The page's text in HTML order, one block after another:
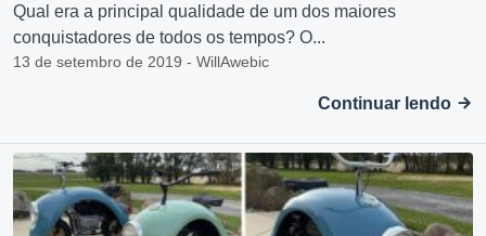
Qual era a principal qualidade de um dos maiores
conquistadores de todos os tempos? O...
13 de setembro de 2019 - WillAwebic
Continuar lendo